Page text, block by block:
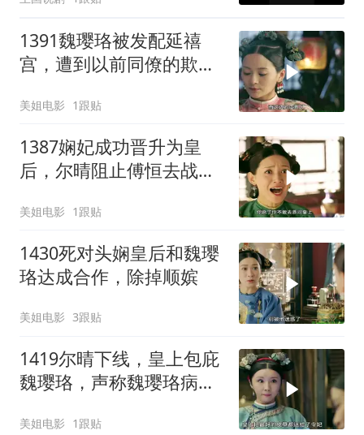
1391魏璎珞被发配延禧
宫，遭到以前同僚的欺
剧情
美姐电影 1跟贴
1387娴妃成功晋升为皇
后，尔晴阻止傅恒去战
美姐电影 1跟贴
1430死对头娴皇后和魏璎
珞达成合作，除掉顺嫔
美姐电影 3跟贴
1419尔晴下线，皇上包庇
魏璎珞，声称魏璎珞病
美姐电影 1跟贴